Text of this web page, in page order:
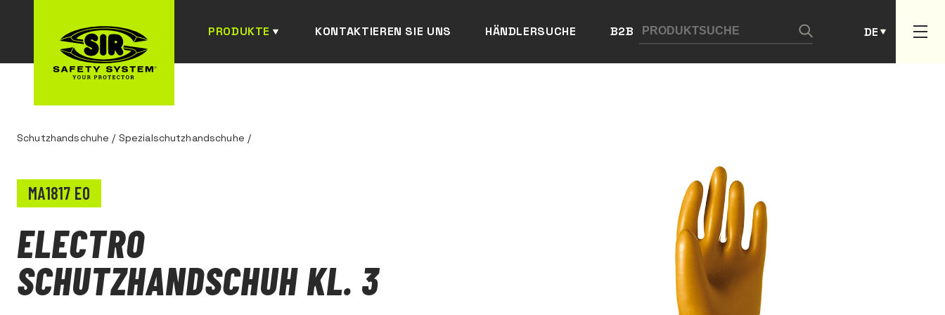
PRODUKTE KONTAKTIEREN SIE UNS HÄNDLERSUCHE B2B DE
Schutzhandschuhe / Spezialschutzhandschuhe /
MA1817 E0
ELECTRO
SCHUTZHANDSCHUH KL. 3